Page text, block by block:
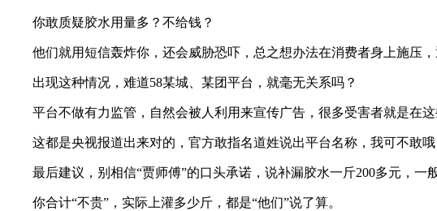
你敢质疑胶水用量多？不给钱？
他们就用短信轰炸你，还会威胁恐吓，总之想办法在消费者身上施压，
出现这种情况，难道58某城、某团平台，就毫无关系吗？
平台不做有力监管，自然会被人利用来宣传广告，很多受害者就是在
这都是央视报道出来对的，官方敢指名道姓说出平台名称，我可不敢哦
最后建议，别相信“贾师傅”的口头承诺，说补漏胶水一斤200多元，
你合计“不贵”，实际上灌多少斤，都是“他们”说了算。